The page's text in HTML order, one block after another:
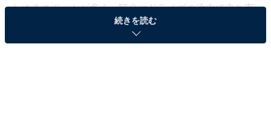
しめるスポットが多く、観光やドライブの途中で立ち寄
る人に人気を集めています。
続きを読む